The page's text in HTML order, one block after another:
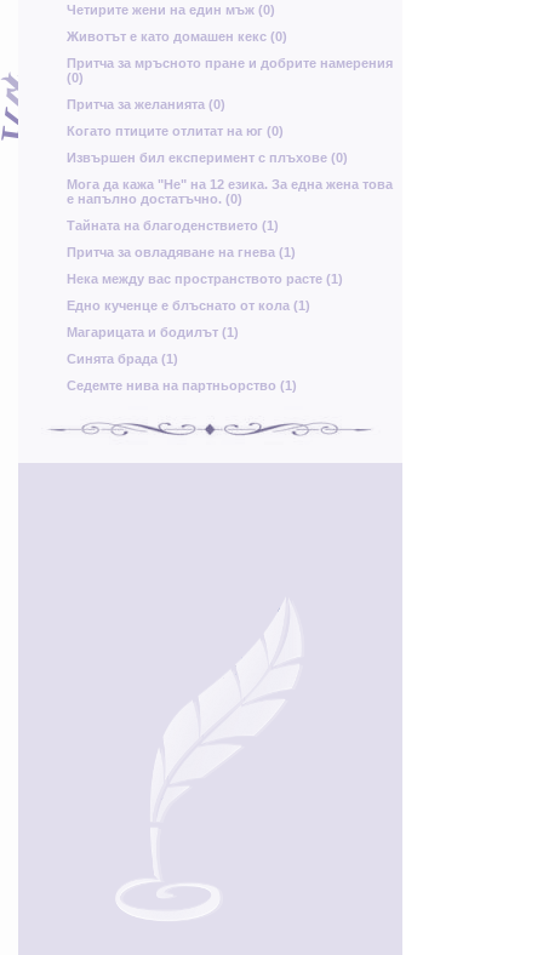
х
и
Щ
Д
Ц
З
а
в
х
х
р
ь
П ъ
т
Г
д
Четирите жени на един мъж (0)
Животът е като домашен кекс (0)
Притча за мръсното пране и добрите намерения
(0)
Притча за желанията (0)
Когато птиците отлитат на юг (0)
Извършен бил експеримент с плъхове (0)
Мога да кажа "Не" на 12 езика. За една жена това
е напълно достатъчно. (0)
Тайната на благоденствието (1)
Притча за овладяване на гнева (1)
Нека между вас пространството расте (1)
Едно кученце е блъснато от кола (1)
Магарицата и бодилът (1)
Синята брада (1)
Седемте нива на партньорство (1)